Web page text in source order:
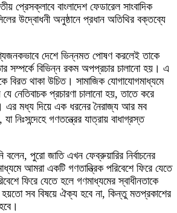
প্রেসক্লাবে বাংলাদেশ ফেডারেল সাংবাদিক
উদ্বোধনী অনুষ্ঠানে প্রধান অতিথির বক্তব্যে
দেশে ভিন্নমত পোষণ করলেই তাকে
সম্পর্কে বিভিন্ন রকম অপপ্রচার চালানো হয়। এ
বিরত থাকা উচিত। সামাজিক যোগাযোগমাধ্যমে
যে নেতিবাচক প্রচারণা চালানো হয়, তাতে করে
এর মধ্য দিয়ে এক ধরনের নৈরাজ্য আর মব
যা নিঃসন্দেহে গণতন্ত্রের যাত্রায় বাধাগ্রস্ত
বলেন, পুরো জাতি এখন ফেব্রুয়ারির নির্বাচনের
আমরা একটি গণতান্ত্রিক পরিবেশে ফিরে যেতে
ফিরে যেতে হলে গণমাধ্যমের স্বাধীনতাকে
সব বিষয়ে ঐক্য হবে না, কিন্তু মতপ্রকাশের